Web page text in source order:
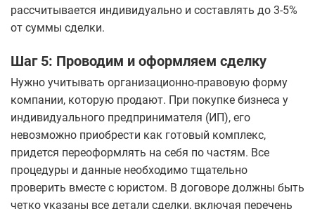
рассчитывается индивидуально и составлять до 3-5%
от суммы сделки.
Шаг 5: Проводим и оформляем сделку
Нужно учитывать организационно-правовую форму
компании, которую продают. При покупке бизнеса у
индивидуального предпринимателя (ИП), его
невозможно приобрести как готовый комплекс,
придется переоформлять на себя по частям. Все
процедуры и данные необходимо тщательно
проверить вместе с юристом. В договоре должны быть
четко указаны все детали сделки, включая перечень